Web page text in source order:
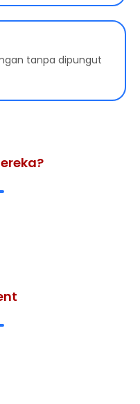
tanpa dipungut